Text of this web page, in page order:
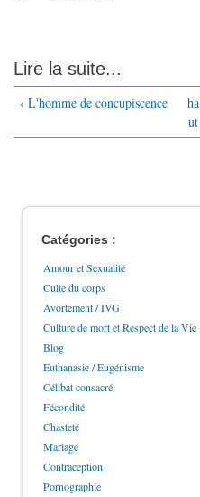
Lire la suite...
‹ L'homme de concupiscence
ha
ut
Catégories :
Amour et Sexualité
Culte du corps
Avortement / IVG
Culture de mort et Respect de la Vie
Blog
Euthanasie / Eugénisme
Célibat consacré
Fécondité
Chasteté
Mariage
Contraception
Pornographie